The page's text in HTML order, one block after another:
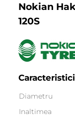
Nokian
120S
Diametru
Inaltimea